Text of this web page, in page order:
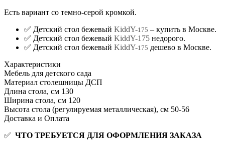
Есть вариант со темно-серой кромкой.
✅ Детский стол бежевый KiddY-175 – купить в Москве.
✅ Детский стол бежевый KiddY-175 недорого.
✅ Детский стол бежевый KiddY-175 дешево в Москве.
Характеристики
Мебель для детского сада
Материал столешницы ДСП
Длина стола, см 130
Ширина стола, см 120
Высота стола (регулируемая металлическая), см 50-56
Доставка и Оплата
✅ ЧТО ТРЕБУЕТСЯ ДЛЯ ОФОРМЛЕНИЯ ЗАКАЗА